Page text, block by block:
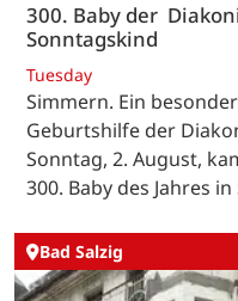
300. Baby der
Sonntagskind
Tuesday
Simmern. Ein
Geburtshilfe der
Sonntag, 2. August,
300. Baby des Jahres
Bad Salzig